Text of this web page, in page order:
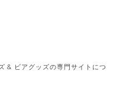
& ビアグッズの専門サイトにつ